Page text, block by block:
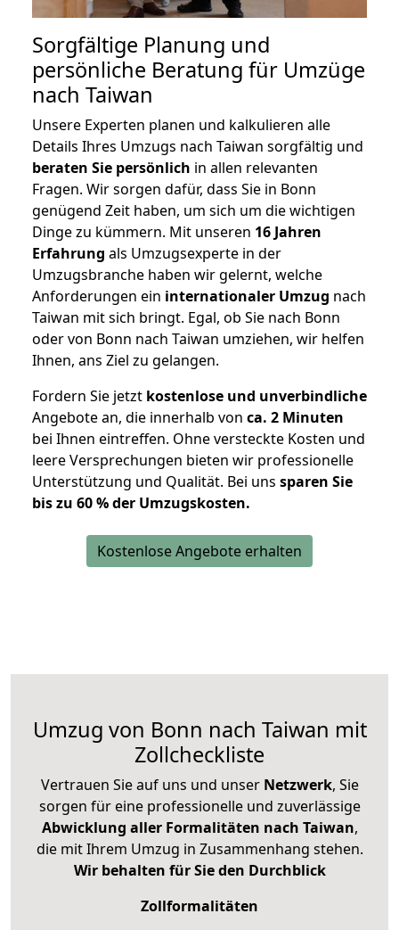
Sorgfältige Planung und
persönliche Beratung für Umzüge
nach Taiwan
Unsere Experten planen und kalkulieren alle
Details Ihres Umzugs nach Taiwan sorgfältig und
beraten Sie persönlich in allen relevanten
Fragen. Wir sorgen dafür, dass Sie in Bonn
genügend Zeit haben, um sich um die wichtigen
Dinge zu kümmern. Mit unseren 16 Jahren
Erfahrung als Umzugsexperte in der
Umzugsbranche haben wir gelernt, welche
Anforderungen ein internationaler Umzug nach
Taiwan mit sich bringt. Egal, ob Sie nach Bonn
oder von Bonn nach Taiwan umziehen, wir helfen
Ihnen, ans Ziel zu gelangen.
Fordern Sie jetzt kostenlose und unverbindliche
Angebote an, die innerhalb von ca. 2 Minuten
bei Ihnen eintreffen. Ohne versteckte Kosten und
leere Versprechungen bieten wir professionelle
Unterstützung und Qualität. Bei uns sparen Sie
bis zu 60 % der Umzugskosten.
Kostenlose Angebote erhalten
Umzug von Bonn nach Taiwan mit
Zollcheckliste
Vertrauen Sie auf uns und unser Netzwerk, Sie
sorgen für eine professionelle und zuverlässige
Abwicklung aller Formalitäten nach Taiwan,
die mit Ihrem Umzug in Zusammenhang stehen.
Wir behalten für Sie den Durchblick
Zollformalitäten